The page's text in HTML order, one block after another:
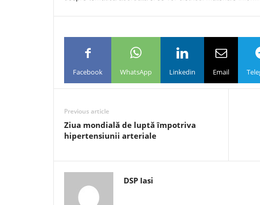
Facebook WhatsApp Linkedin Email
Previous article
Ziua mondială de luptă împotriva
hipertensiunii arteriale
DSP Iasi